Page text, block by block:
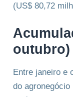
(US$ 80,72
outubro)
Entre janeiro e
do